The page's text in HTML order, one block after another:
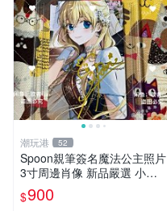
潮玩港 52
Spoon親筆簽名魔法公主照片
3寸周邊肖像 新品嚴選 小煩
惱希婭 紙質相框 時尚擺設 規
格尺寸 周邊珍藏
$900